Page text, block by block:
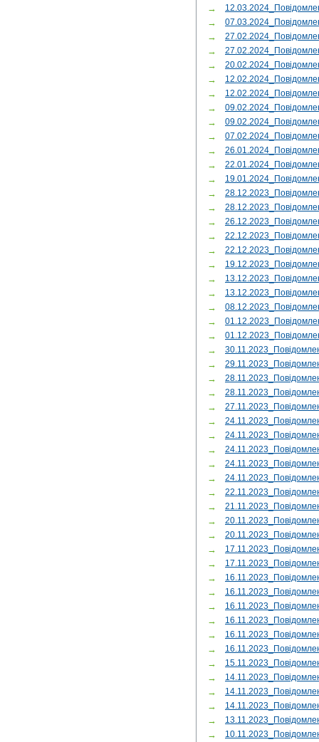
→
→
→
→
→
→
→
→
→
→
→
→
→
→
→
→
→
→
→
→
→
→
→
→
→
→
→
→
→
→
→
→
→
→
→
→
→
→
→
→
→
→
→
→
→
→
→
→
→
→
→
→